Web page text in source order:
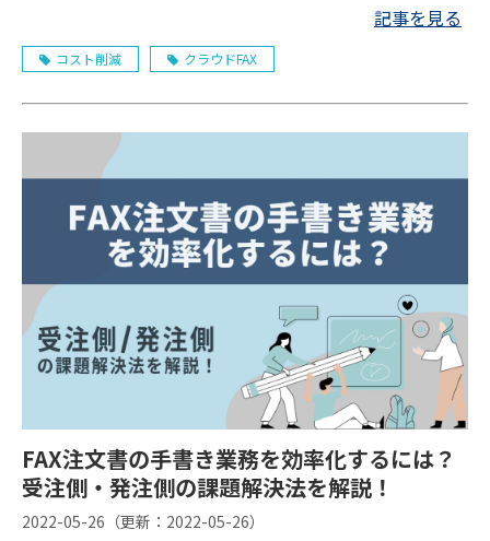
記事を見る
コスト削減 クラウドFAX
FAX注文書の手書き業務を効率化するには？
受注側・発注側の課題解決法を解説！
2022-05-26 （更新： 2022-05-26）